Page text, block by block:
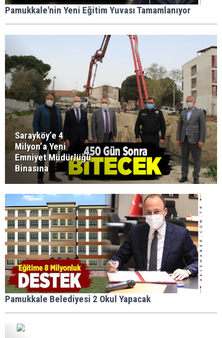
Pamukkale'nin Yeni Eğitim Yuvası Tamamlanıyor
Sarayköy’e 4
Milyon’a Yeni
Emniyet Müdürlüğü
Binasına
Pamukkale Belediyesi 2 Okul Yapacak